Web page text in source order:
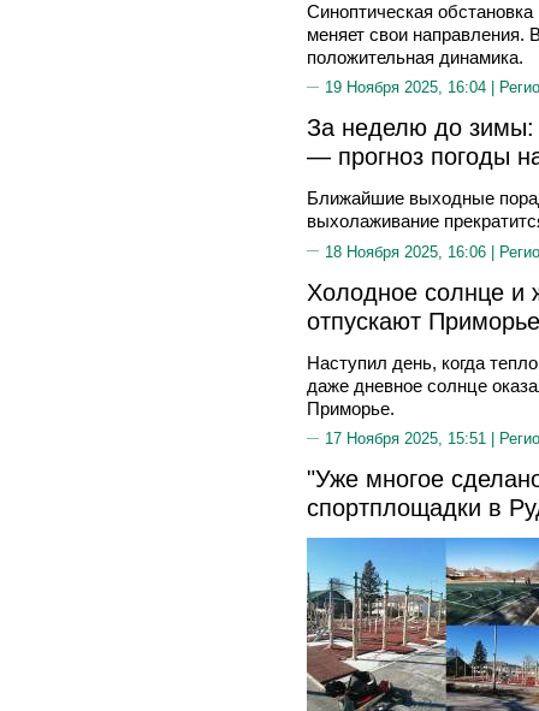
Синоптическая
меняет свои направления.
положительная динамика.
19 Ноября 2025, 16:04 |
За неделю до
— прогноз погоды
Ближайшие выходные
выхолаживание
18 Ноября 2025, 16:06 |
Холодное солнце и
отпускают
Наступил день, когда
даже дневное солнце
Приморье.
17 Ноября 2025, 15:51 |
"Уже многое
спортплощадки в